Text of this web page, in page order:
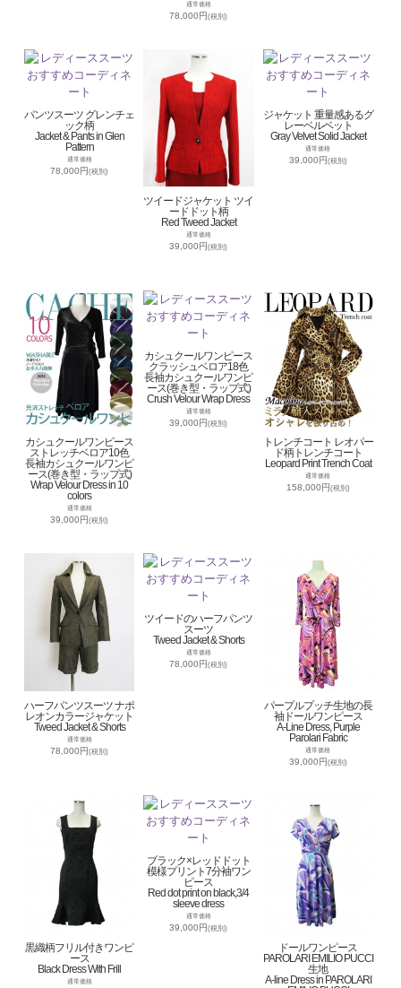
通常価格
78,000円(税別)
パンツスーツ グレンチェ
ック柄
Jacket & Pants in Glen
Pattern
通常価格
78,000円(税別)
ツイードジャケット ツイ
ードドット柄
Red Tweed Jacket
通常価格
39,000円(税別)
ジャケット 重量感あるグ
レーベルベット
Gray Velvet Solid Jacket
通常価格
39,000円(税別)
カシュクールワンピース
ストレッチベロア10色
長袖カシュクールワンピ
ース(巻き型・ラップ式)
Wrap Velour Dress in 10
colors
通常価格
39,000円(税別)
カシュクールワンピース
クラッシュベロア18色
長袖カシュクールワンピ
ース(巻き型・ラップ式)
Crush Velour Wrap Dress
通常価格
39,000円(税別)
トレンチコート レオパー
ド柄トレンチコート
Leopard Print Trench Coat
通常価格
158,000円 (税別)
ハーフパンツスーツ ナポ
レオンカラージャケット
Tweed Jacket & Shorts
通常価格
78,000円(税別)
ツイードのハーフパンツ
スーツ
Tweed Jacket & Shorts
通常価格
78,000円(税別)
パープルプッチ生地の長
袖ドールワンピース
A-Line Dress, Purple
Parolari Fabric
通常価格
39,000円(税別)
黒織柄フリル付きワンピ
ース
Black Dress With Frill
通常価格
ブラック×レッドドット
模様プリント7分袖ワン
ピース
Red dot print on black,3/4
sleeve dress
通常価格
39,000円(税別)
ドールワンピース
PAROLARI EMILIO PUCCI
生地
A-line Dress in PAROLARI